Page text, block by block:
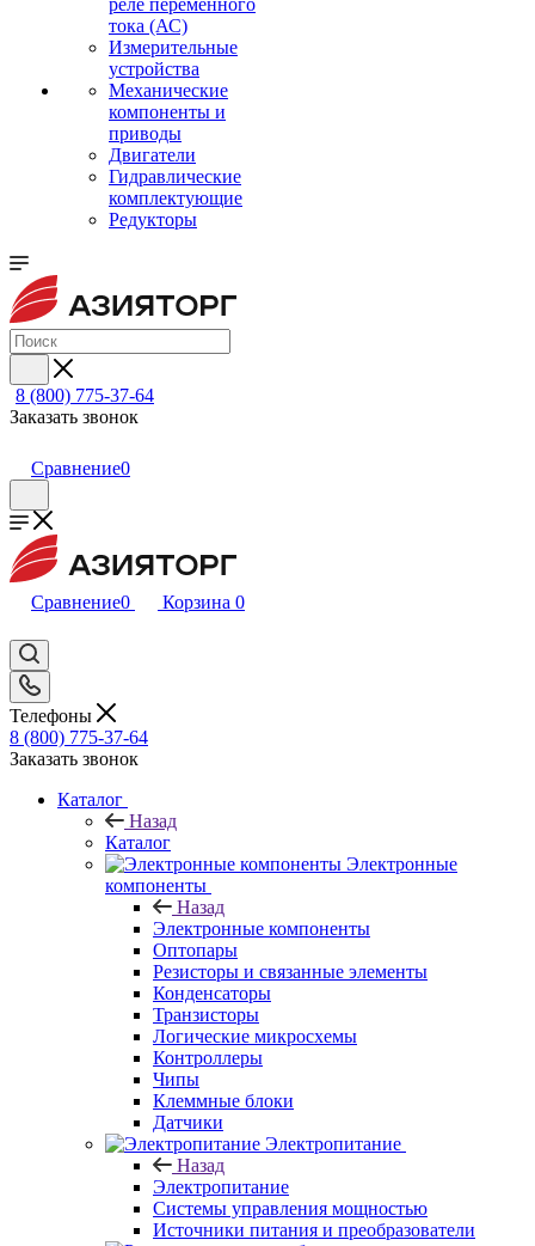
реле переменного
тока (АС)
Измерительные
устройства
Механические
компоненты и
приводы
Двигатели
Гидравлические
комплектующие
Редукторы
8 (800) 775-37-64
Заказать звонок
Сравнение0
Сравнение0 Корзина 0
Телефоны
8 (800) 775-37-64
Заказать звонок
Каталог
Назад
Каталог
Электронные
компоненты
Назад
Электронные компоненты
Оптопары
Резисторы и связанные элементы
Конденсаторы
Транзисторы
Логические микросхемы
Контроллеры
Чипы
Клеммные блоки
Датчики
Электропитание
Назад
Электропитание
Системы управления мощностью
Источники питания и преобразователи